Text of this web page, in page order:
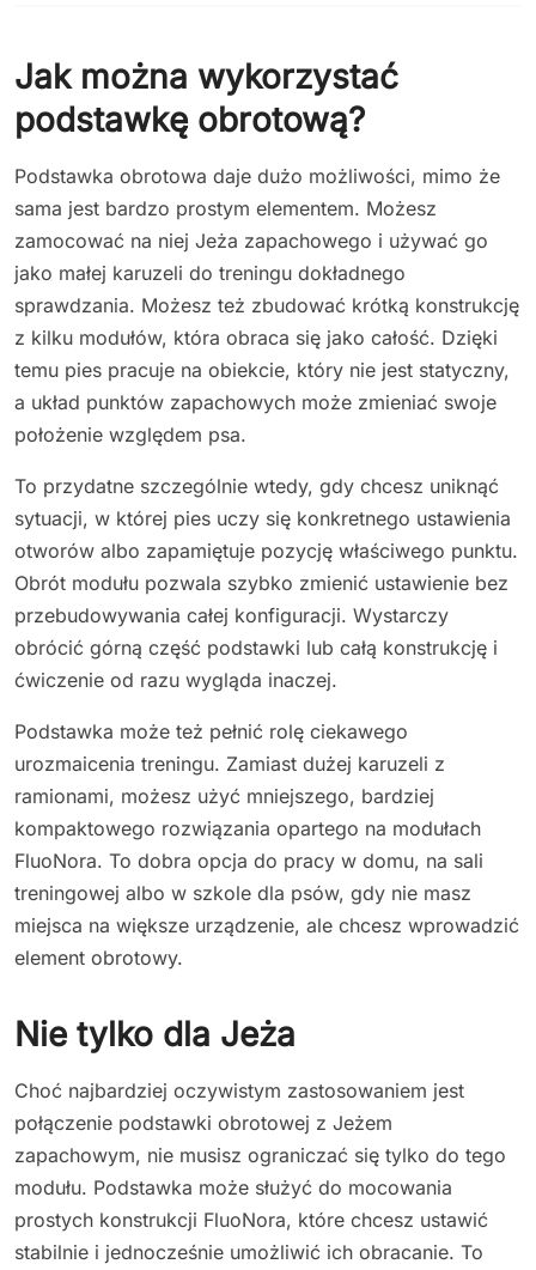
Jak można wykorzystać
podstawkę obrotową?
Podstawka obrotowa daje dużo możliwości, mimo że
sama jest bardzo prostym elementem. Możesz
zamocować na niej Jeża zapachowego i używać go
jako małej karuzeli do treningu dokładnego
sprawdzania. Możesz też zbudować krótką konstrukcję
z kilku modułów, która obraca się jako całość. Dzięki
temu pies pracuje na obiekcie, który nie jest statyczny,
a układ punktów zapachowych może zmieniać swoje
położenie względem psa.
To przydatne szczególnie wtedy, gdy chcesz uniknąć
sytuacji, w której pies uczy się konkretnego ustawienia
otworów albo zapamiętuje pozycję właściwego punktu.
Obrót modułu pozwala szybko zmienić ustawienie bez
przebudowywania całej konfiguracji. Wystarczy
obrócić górną część podstawki lub całą konstrukcję i
ćwiczenie od razu wygląda inaczej.
Podstawka może też pełnić rolę ciekawego
urozmaicenia treningu. Zamiast dużej karuzeli z
ramionami, możesz użyć mniejszego, bardziej
kompaktowego rozwiązania opartego na modułach
FluoNora. To dobra opcja do pracy w domu, na sali
treningowej albo w szkole dla psów, gdy nie masz
miejsca na większe urządzenie, ale chcesz wprowadzić
element obrotowy.
Nie tylko dla Jeża
Choć najbardziej oczywistym zastosowaniem jest
połączenie podstawki obrotowej z Jeżem
zapachowym, nie musisz ograniczać się tylko do tego
modułu. Podstawka może służyć do mocowania
prostych konstrukcji FluoNora, które chcesz ustawić
stabilnie i jednocześnie umożliwić ich obracanie. To